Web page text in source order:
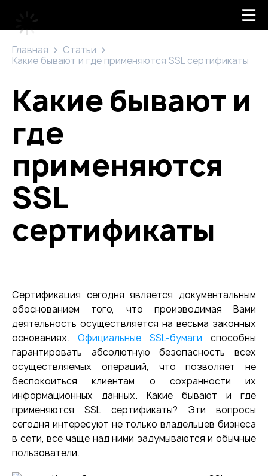
Главная
Статьи
Какие бывают и где применяются SSL сертификаты
Какие бывают и
где
применяются
SSL
сертификаты
Сертификация сегодня является документальным
обоснованием того, что производимая Вами
деятельность осуществляется на весьма законных
основаниях. Официальные SSL-бумаги способны
гарантировать абсолютную безопасность всех
осуществляемых операций, что позволяет не
беспокоиться клиентам о сохранности их
информационных данных. Какие бывают и где
применяются SSL сертификаты? Эти вопросы
сегодня интересуют не только владельцев бизнеса
в сети, все чаще над ними задумываются и обычные
пользователи.